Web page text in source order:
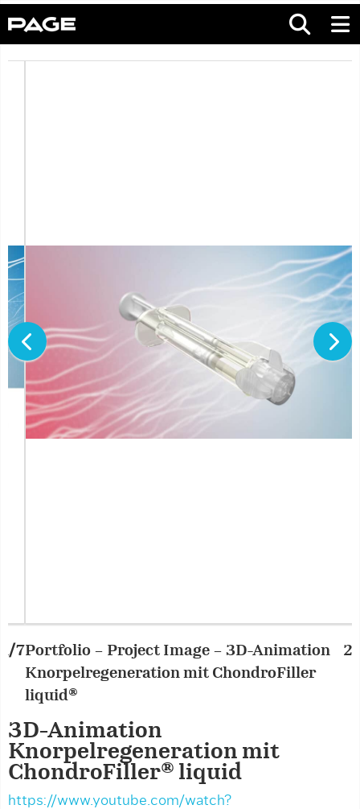
Portfolio – Project Image – 3D-Animation
Knorpelregeneration mit ChondroFiller
liquid®
2/7
3D-Animation
Knorpelregeneration mit
ChondroFiller® liquid
https://www.youtube.com/watch?